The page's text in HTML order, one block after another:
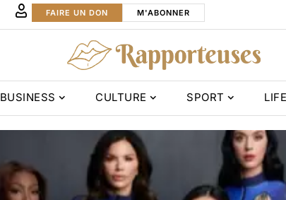
FAIRE UN DON M'ABONNER
BUSINESS CULTURE SPORT